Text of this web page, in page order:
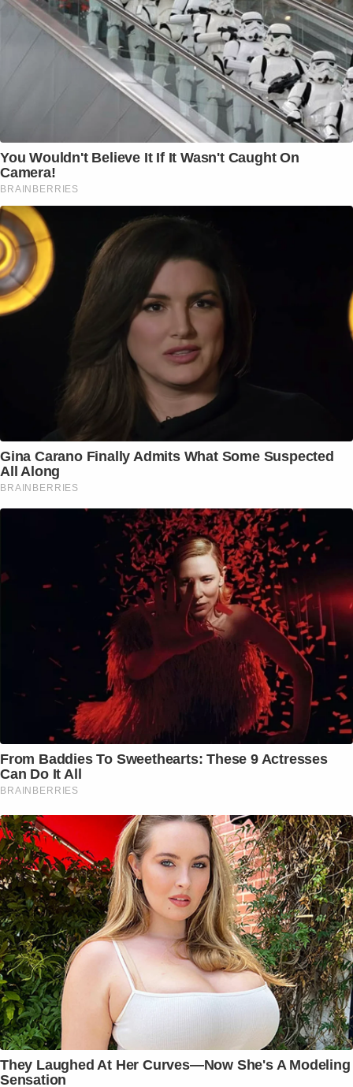
You Wouldn't Believe It If It Wasn't Caught On
Camera!
BRAINBERRIES
Gina Carano Finally Admits What Some Suspected
All Along
BRAINBERRIES
From Baddies To Sweethearts: These 9 Actresses
Can Do It All
BRAINBERRIES
They Laughed At Her Curves—Now She's A Modeling
Sensation